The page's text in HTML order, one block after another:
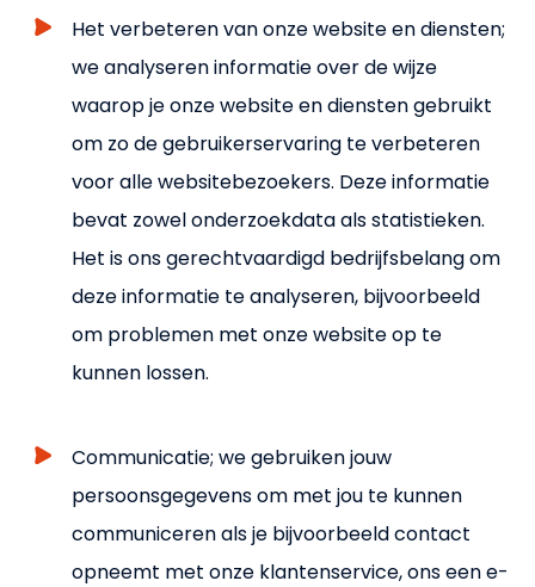
Het verbeteren van onze website en diensten;
we analyseren informatie over de wijze
waarop je onze website en diensten gebruikt
om zo de gebruikerservaring te verbeteren
voor alle websitebezoekers. Deze informatie
bevat zowel onderzoekdata als statistieken.
Het is ons gerechtvaardigd bedrijfsbelang om
deze informatie te analyseren, bijvoorbeeld
om problemen met onze website op te
kunnen lossen.
Communicatie; we gebruiken jouw
persoonsgegevens om met jou te kunnen
communiceren als je bijvoorbeeld contact
opneemt met onze klantenservice, ons een e-